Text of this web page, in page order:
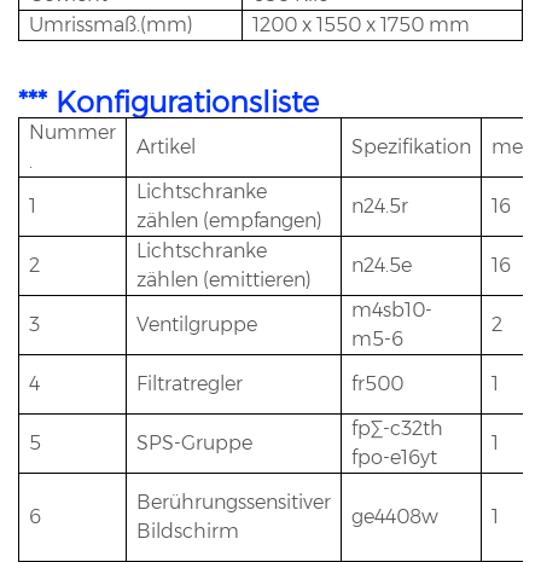
Umrissmaß.(mm)
1200 x 1550 x 1750 mm
*** Konfigurationsliste
Nummer
Artikel Spezifikation
1
Lichtschranke
zählen (empfangen)
n24.5r 16
2
Lichtschranke
zählen (emittieren)
n24.5e 16
3 Ventilgruppe
m4sb10-
m5-6
2
4 Filtratregler fr500 1
5 SPS-Gruppe
fp∑-c32th
fpo-e16yt
1
6
Berührungssensitiver
Bildschirm
ge4408w 1